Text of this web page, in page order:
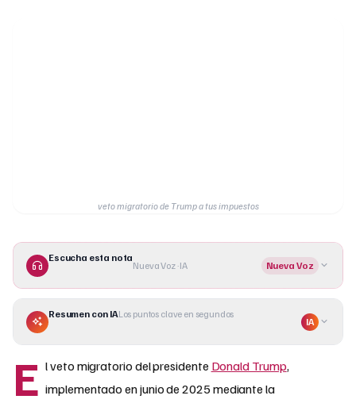
veto migratorio de Trump a tus impuestos
Escucha esta nota
Nueva Voz · IA Nueva Voz
Resumen con IALos puntos clave en segundos
IA
E l veto migratorio del presidente Donald Trump,
implementado en junio de 2025 mediante la